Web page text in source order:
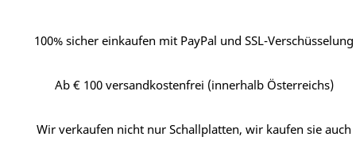
100% sicher einkaufen mit PayPal und SSL-Verschüsselung
Ab € 100 versandkostenfrei (innerhalb Österreichs)
Wir verkaufen nicht nur Schallplatten, wir kaufen sie auch